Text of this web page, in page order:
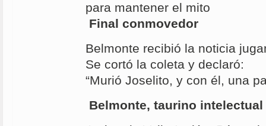
para mantener el mito
Final conmovedor
Belmonte recibió la noticia
Se cortó la coleta y declaró:
“Murió Joselito, y con él, una
Belmonte, taurino intelectual